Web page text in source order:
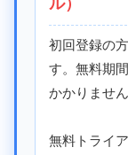
ル）
初回登録の
す。無料期
かかりません
無料トライ